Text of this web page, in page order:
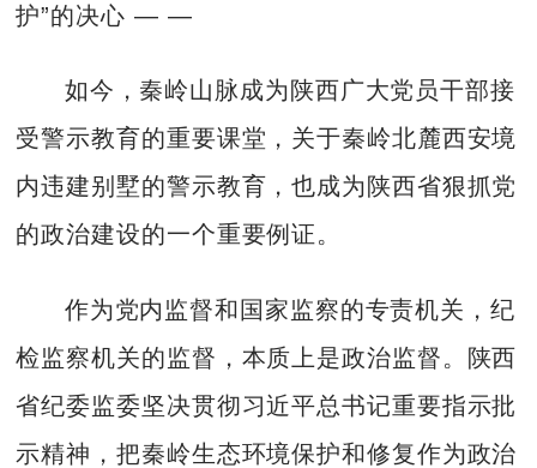
护”的决心 — —
如今，秦岭山脉成为陕西广大党员干部接
受警示教育的重要课堂，关于秦岭北麓西安境
内违建别墅的警示教育，也成为陕西省狠抓党
的政治建设的一个重要例证。
作为党内监督和国家监察的专责机关，纪
检监察机关的监督，本质上是政治监督。陕西
省纪委监委坚决贯彻习近平总书记重要指示批
示精神，把秦岭生态环境保护和修复作为政治